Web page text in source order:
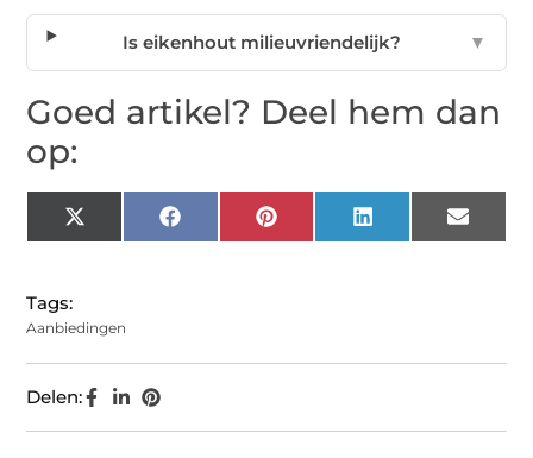
Is eikenhout milieuvriendelijk? ▼
Goed artikel? Deel hem dan
op:
X
(Twitter)
Facebook Pinterest LinkedIn Email
Tags:
Aanbiedingen
Delen: